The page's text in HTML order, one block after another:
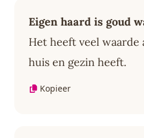
Eigen haard is goud
Het heeft veel waarde
huis en gezin heeft.
Kopieer